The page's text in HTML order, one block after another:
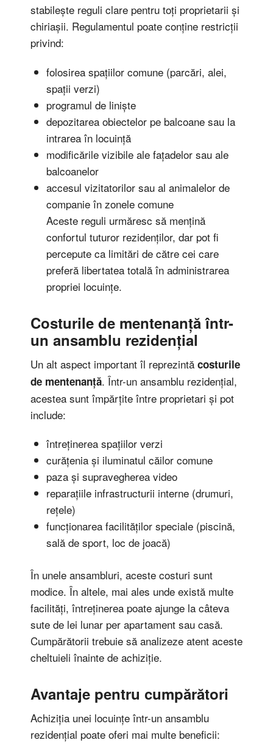
stabilește reguli clare pentru toți proprietarii și
chiriașii. Regulamentul poate conține restricții
privind:
folosirea spațiilor comune (parcări, alei,
spații verzi)
programul de liniște
depozitarea obiectelor pe balcoane sau la
intrarea în locuință
modificările vizibile ale fațadelor sau ale
balcoanelor
accesul vizitatorilor sau al animalelor de
companie în zonele comune
Aceste reguli urmăresc să mențină
confortul tuturor rezidenților, dar pot fi
percepute ca limitări de către cei care
preferă libertatea totală în administrarea
propriei locuințe.
Costurile de mentenanță într-
un ansamblu rezidențial
Un alt aspect important îl reprezintă costurile
de mentenanță. Într-un ansamblu rezidențial,
acestea sunt împărțite între proprietari și pot
include:
întreținerea spațiilor verzi
curățenia și iluminatul căilor comune
paza și supravegherea video
reparațiile infrastructurii interne (drumuri,
rețele)
funcționarea facilităților speciale (piscină,
sală de sport, loc de joacă)
În unele ansambluri, aceste costuri sunt
modice. În altele, mai ales unde există multe
facilități, întreținerea poate ajunge la câteva
sute de lei lunar per apartament sau casă.
Cumpărătorii trebuie să analizeze atent aceste
cheltuieli înainte de achiziție.
Avantaje pentru cumpărători
Achiziția unei locuințe într-un ansamblu
rezidențial poate oferi mai multe beneficii: